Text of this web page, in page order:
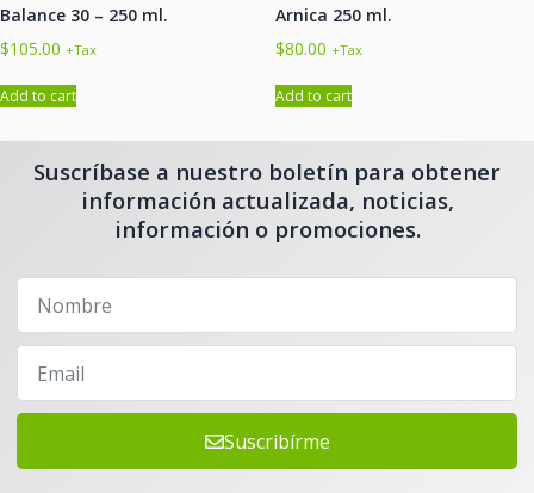
Balance 30 – 250 ml.
$105.00 +Tax
Add to cart
Arnica 250 ml.
$80.00 +Tax
Add to cart
Suscríbase a nuestro boletín para obtener
información actualizada, noticias,
información o promociones.
Suscribírme